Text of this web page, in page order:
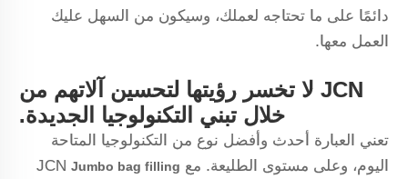
دائمًا على ما تحتاجه لعملك، وسيكون من السهل عليك
العمل معها.
JCN لا تخسر رؤيتها لتحسين آلاتهم من
خلال تبني التكنولوجيا الجديدة.
تعني العبارة أحدث وأفضل نوع من التكنولوجيا المتاحة
اليوم، وعلى مستوى الطليعة. مع JCN Jumbo bag filling